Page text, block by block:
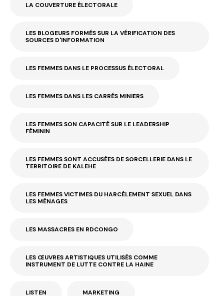
LA COUVERTURE ÉLECTORALE
LES BLOGEURS FORMÉS SUR LA VÉRIFICATION DES
SOURCES D'INFORMATION
LES FEMMES DANS LE PROCESSUS ÉLECTORAL
LES FEMMES DANS LES CARRÉS MINIERS
LES FEMMES SON CAPACITÉ SUR LE LEADERSHIP
FÉMININ
LES FEMMES SONT ACCUSÉES DE SORCELLERIE DANS LE
TERRITOIRE DE KALEHE
LES FEMMES VICTIMES DU HARCÈLEMENT SEXUEL DANS
LES MÉNAGES
LES MASSACRES EN RDCONGO
LES ŒUVRES ARTISTIQUES UTILISÉS COMME
INSTRUMENT DE LUTTE CONTRE LA HAINE
LISTEN MARKETING